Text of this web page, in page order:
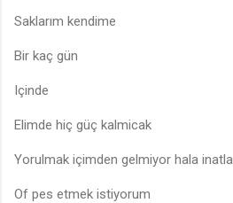
Saklarım kendime
Bir kaç gün
Içinde
Elimde hiç güç kalmicak
Yorulmak içimden gelmiyor hala inatla
Of pes etmek istiyorum